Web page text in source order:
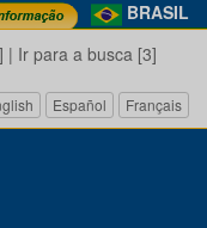
BRASIL
| Ir para a busca [3]
Español Français